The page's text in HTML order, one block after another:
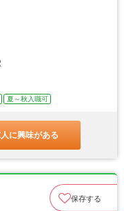
夏～秋入職可
に興味がある
保存する